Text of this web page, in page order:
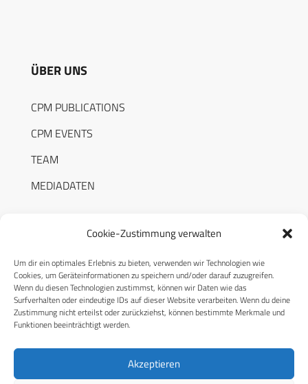
Cookie-Zustimmung verwalten
Um dir ein optimales Erlebnis zu bieten, verwenden wir Technologien wie
Cookies, um Geräteinformationen zu speichern und/oder darauf zuzugreifen.
Wenn du diesen Technologien zustimmst, können wir Daten wie das
Surfverhalten oder eindeutige IDs auf dieser Website verarbeiten. Wenn du deine
Zustimmung nicht erteilst oder zurückziehst, können bestimmte Merkmale und
Funktionen beeinträchtigt werden.
Akzeptieren
ÜBER UNS
CPM PUBLICATIONS
CPM EVENTS
TEAM
MEDIADATEN
RECHTLICHES
Datenschutzerklärung
Cookie-Richtlinie (EU)